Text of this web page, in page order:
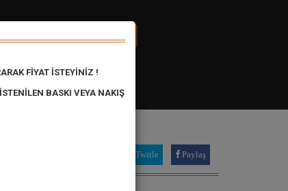
Paylaş
Twitle
FİYAT İSTEYİNİZ !
BASKI VEYA NAKIŞ